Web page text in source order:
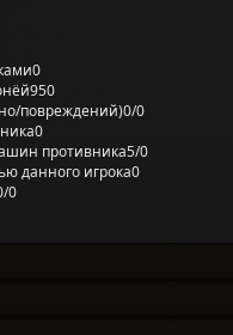
0
950
повреждений)0/0
0
противника5/0
данного игрока0
0